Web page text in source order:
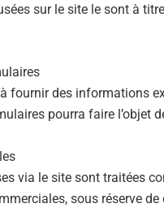
sur le site le sont à
à fournir des informations
pourra faire l’objet
via le site sont traitées
sous réserve